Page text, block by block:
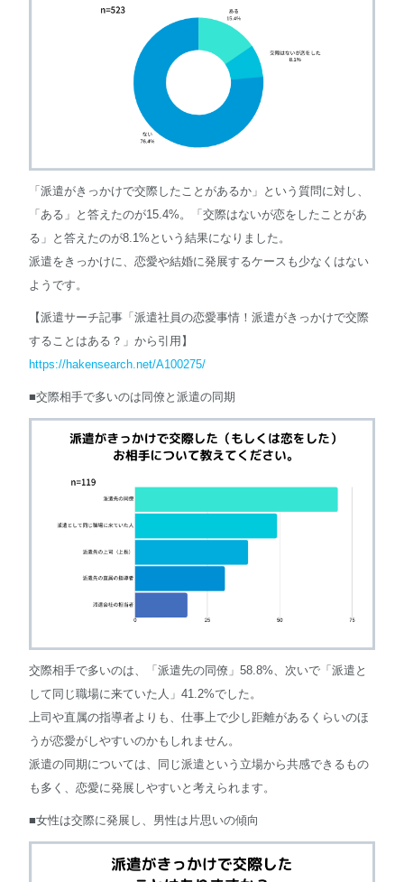
「派遣がきっかけで交際したことがあるか」という質問に対し、
「ある」と答えたのが15.4%。「交際はないが恋をしたことがあ
る」と答えたのが8.1%という結果になりました。
派遣をきっかけに、恋愛や結婚に発展するケースも少なくはない
ようです。
【派遣サーチ記事「派遣社員の恋愛事情！派遣がきっかけで交際
することはある？」から引用】
https://hakensearch.net/A100275/
■交際相手で多いのは同僚と派遣の同期
交際相手で多いのは、「派遣先の同僚」58.8%、次いで「派遣と
して同じ職場に来ていた人」41.2%でした。
上司や直属の指導者よりも、仕事上で少し距離があるくらいのほ
うが恋愛がしやすいのかもしれません。
派遣の同期については、同じ派遣という立場から共感できるもの
も多く、恋愛に発展しやすいと考えられます。
■女性は交際に発展し、男性は片思いの傾向